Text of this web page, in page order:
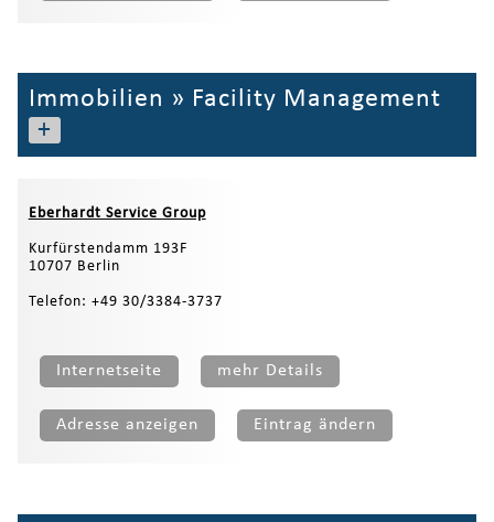
Immobilien » Facility Management
+
Eberhardt Service Group
Kurfürstendamm 193F
10707 Berlin
Telefon: +49 30/3384-3737
Internetseite mehr Details
Adresse anzeigen Eintrag ändern